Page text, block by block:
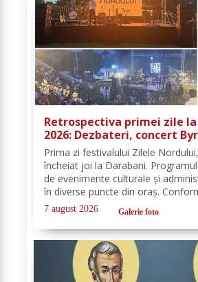
Retrospectiva primei zile
2026: Dezbateri, concert
de film
Prima zi festivalului Zilele
încheiat joi la Darabani.
de evenimente culturale și
în diverse puncte din oraș.
oficial comunicat de Asociația
regăsește sinteza activităților,...
7 august 2026 Galerie foto